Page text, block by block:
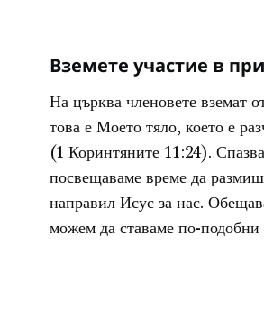
Вземете участие в
На църква членовете вземат
това е Моето тяло, което е
(1 Коринтяните 11:24).
посвещаваме време да
направил Исус за нас.
можем да ставаме по-подобни